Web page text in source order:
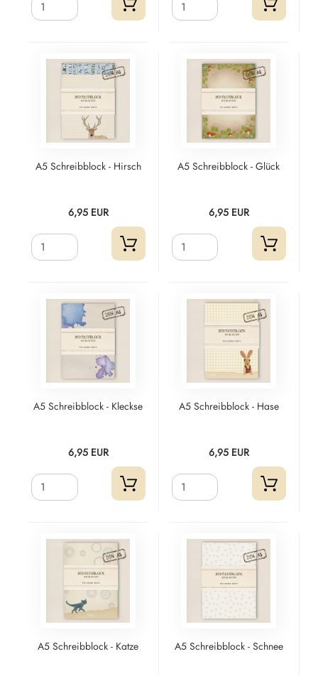
A5 Schreibblock - Hirsch
6,95 EUR
A5 Schreibblock - Glück
6,95 EUR
A5 Schreibblock - Kleckse
6,95 EUR
A5 Schreibblock - Hase
6,95 EUR
A5 Schreibblock - Katze A5 Schreibblock - Schnee